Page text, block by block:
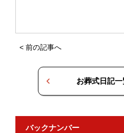
< 前の記事へ
お葬式日記
バックナンバー